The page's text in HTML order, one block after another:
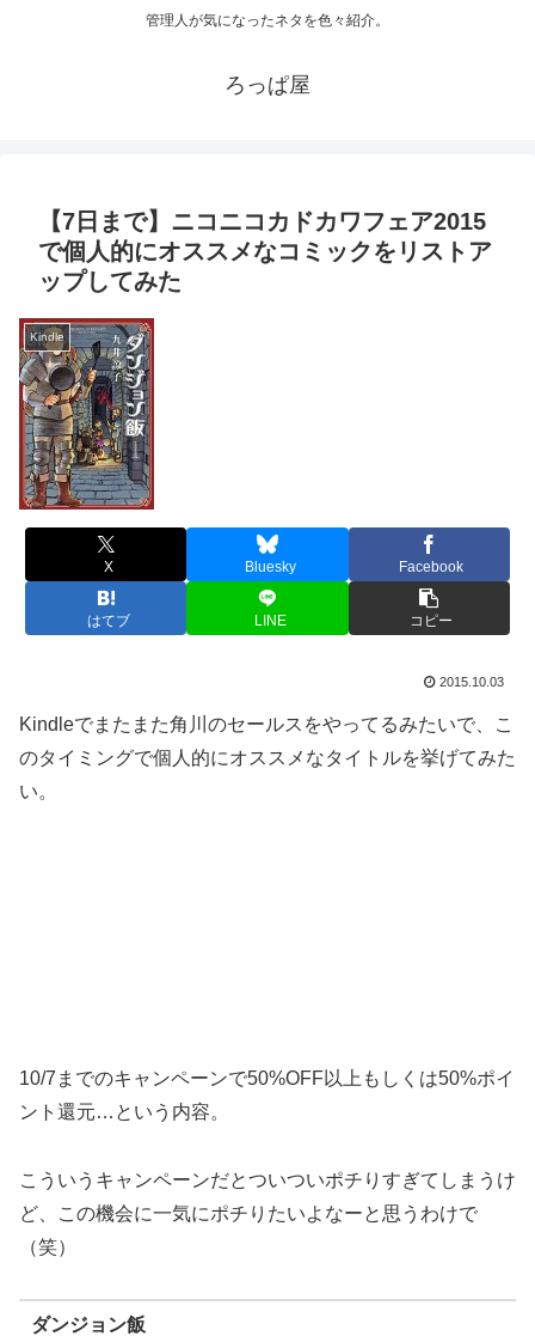
管理人が気になったネタを色々紹介。
ろっぱ屋
【7日まで】ニコニコカドカワフェア2015
で個人的にオススメなコミックをリストア
ップしてみた
Kindle
X Bluesky Facebook
はてブ LINE コピー
2015.10.03
Kindleでまたまた角川のセールスをやってるみたいで、こ
のタイミングで個人的にオススメなタイトルを挙げてみた
い。
10/7までのキャンペーンで50%OFF以上もしくは50%ポイ
ント還元…という内容。
こういうキャンペーンだとついついポチりすぎてしまうけ
ど、この機会に一気にポチりたいよなーと思うわけで
（笑）
ダンジョン飯